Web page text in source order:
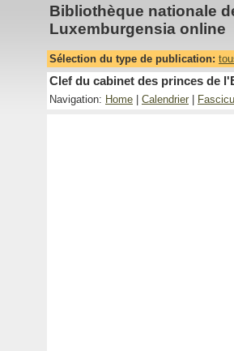
Bibliothèque nationale
Luxemburgensia online
Sélection du type de publication:
Clef du cabinet des princes de
Navigation: Home Calendrier